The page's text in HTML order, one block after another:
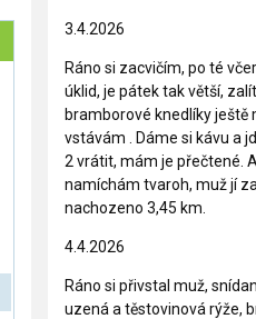
3.4.2026
Ráno si zacvičím, po té
úklid, je pátek tak větší,
bramborové knedlíky ještě
vstávám . Dáme si kávu a
2 vrátit, mám je přečtené.
namíchám tvaroh, muž jí
nachozeno 3,45 km.
4.4.2026
Ráno si přivstal muž,
uzená a těstovinová rýže,